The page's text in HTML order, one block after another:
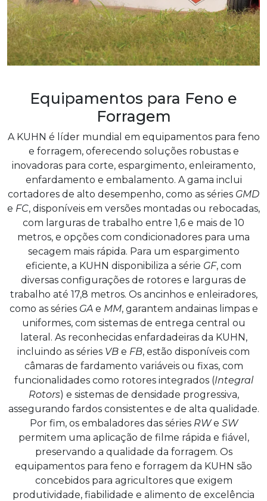
Equipamentos para Feno e
Forragem
A KUHN é líder mundial em equipamentos para feno
e forragem, oferecendo soluções robustas e
inovadoras para corte, espargimento, enleiramento,
enfardamento e embalamento. A gama inclui
cortadores de alto desempenho, como as séries GMD
e FC, disponíveis em versões montadas ou rebocadas,
com larguras de trabalho entre 1,6 e mais de 10
metros, e opções com condicionadores para uma
secagem mais rápida. Para um espargimento
eficiente, a KUHN disponibiliza a série GF, com
diversas configurações de rotores e larguras de
trabalho até 17,8 metros. Os ancinhos e enleiradores,
como as séries GAe MM, garantem andainas limpas e
uniformes, com sistemas de entrega central ou
lateral. As reconhecidas enfardadeiras da KUHN,
incluindo as séries VB e FB, estão disponíveis com
câmaras de fardamento variáveis ou fixas, com
funcionalidades como rotores integrados (Integral
Rotors) e sistemas de densidade progressiva,
assegurando fardos consistentes e de alta qualidade.
Por fim, os embaladores das séries RWe SW
permitem uma aplicação de filme rápida e fiável,
preservando a qualidade da forragem. Os
equipamentos para feno e forragem da KUHN são
concebidos para agricultores que exigem
produtividade, fiabilidade e alimento de excelência